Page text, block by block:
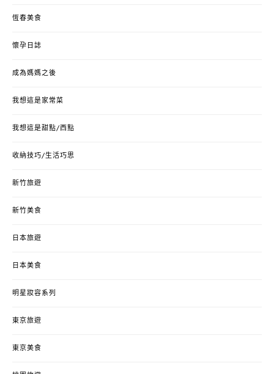
恆春美食
懷孕日誌
成為媽媽之後
我想這是家常菜
我想這是甜點/西點
收納技巧/生活巧思
新竹旅遊
新竹美食
日本旅遊
日本美食
明星妝容系列
東京旅遊
東京美食